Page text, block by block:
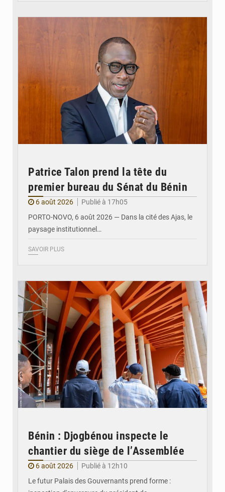
Patrice Talon prend la tête du
premier bureau du Sénat du Bénin
6 août 2026
Publié à 17h05
PORTO-NOVO, 6 août 2026 — Dans la cité des Ajas, le
paysage institutionnel…
SAVOIR PLUS
Bénin : Djogbénou inspecte le
chantier du siège de l’Assemblée
6 août 2026
Publié à 12h10
Le futur Palais des Gouvernants prend forme :